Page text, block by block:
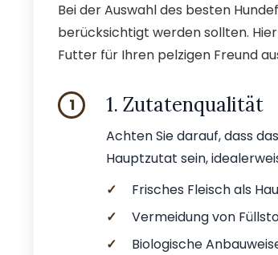
Bei der Auswahl des besten
berücksichtigt werden sollten.
Futter für Ihren pelzigen Freund
1 1. Zutatenqualität
Achten Sie darauf, dass
Hauptzutat sein,
✓
Frisches Fleisch als
✓
Vermeidung von
✓
Biologische